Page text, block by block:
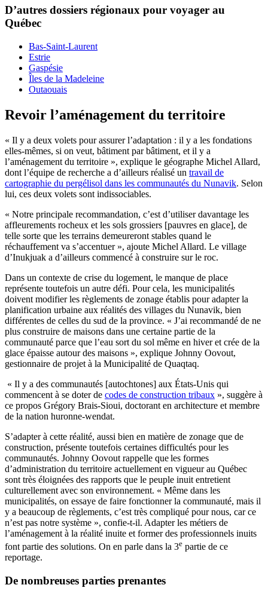
D’autres dossiers régionaux pour voyager au
Québec
Bas-Saint-Laurent
Estrie
Gaspésie
Îles de la Madeleine
Outaouais
Revoir l’aménagement du territoire
« Il y a deux volets pour assurer l’adaptation : il y a les fondations
elles-mêmes, si on veut, bâtiment par bâtiment, et il y a
l’aménagement du territoire », explique le géographe Michel Allard,
dont l’équipe de recherche a d’ailleurs réalisé un travail de
cartographie du pergélisol dans les communautés du Nunavik. Selon
lui, ces deux volets sont indissociables.
« Notre principale recommandation, c’est d’utiliser davantage les
affleurements rocheux et les sols grossiers [pauvres en glace], de
telle sorte que les terrains demeureront stables quand le
réchauffement va s’accentuer », ajoute Michel Allard. Le village
d’Inukjuak a d’ailleurs commencé à construire sur le roc.
Dans un contexte de crise du logement, le manque de place
représente toutefois un autre défi. Pour cela, les municipalités
doivent modifier les règlements de zonage établis pour adapter la
planification urbaine aux réalités des villages du Nunavik, bien
différentes de celles du sud de la province. « J’ai recommandé de ne
plus construire de maisons dans une certaine partie de la
communauté parce que l’eau sort du sol même en hiver et crée de la
glace épaisse autour des maisons », explique Johnny Oovout,
gestionnaire de projet à la Municipalité de Quaqtaq.
« Il y a des communautés [autochtones] aux États-Unis qui
commencent à se doter de codes de construction tribaux », suggère à
ce propos Grégory Brais-Sioui, doctorant en architecture et membre
de la nation huronne-wendat.
S’adapter à cette réalité, aussi bien en matière de zonage que de
construction, présente toutefois certaines difficultés pour les
communautés. Johnny Oovout rappelle que les formes
d’administration du territoire actuellement en vigueur au Québec
sont très éloignées des rapports que le peuple inuit entretient
culturellement avec son environnement. « Même dans les
municipalités, on essaye de faire fonctionner la communauté, mais il
y a beaucoup de règlements, c’est très compliqué pour nous, car ce
n’est pas notre système », confie-t-il. Adapter les métiers de
l’aménagement à la réalité inuite et former des professionnels inuits
font partie des solutions. On en parle dans la 3e partie de ce
reportage.
De nombreuses parties prenantes